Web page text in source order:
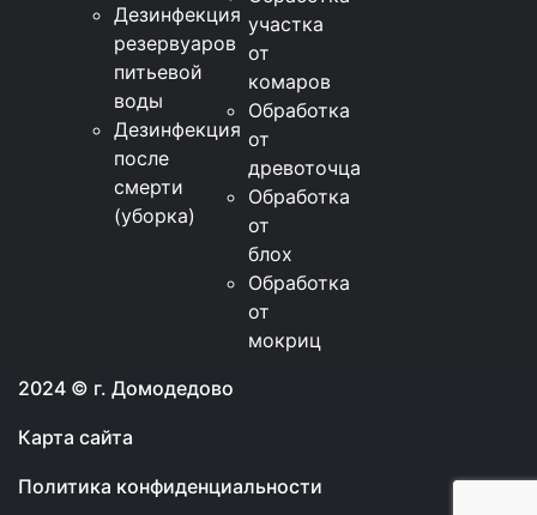
Дезинфекция
резервуаров
питьевой
воды
Дезинфекция
после
смерти
(уборка)
участка
от
комаров
Обработка
от
древоточца
Обработка
от
блох
Обработка
от
мокриц
2024 © г. Домодедово
Карта сайта
Политика конфиденциальности